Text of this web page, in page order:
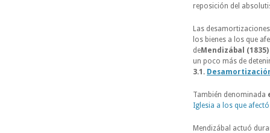
reposición del
Las
los bienes a los que
deMendizábal (1835)
un poco más de
3.1.
También denominada
Iglesia a los que afectó
Mendizábal actuó